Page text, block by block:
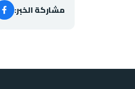
مشاركة الخبر: